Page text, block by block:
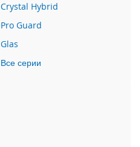
Crystal Hybrid
Pro Guard
Glas
Все серии